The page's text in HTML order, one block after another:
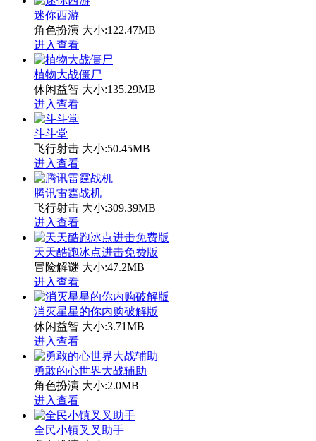
迷你西游
角色扮演 大小:122.47MB
进入查看
植物大战僵尸
休闲益智 大小:135.29MB
进入查看
斗斗堂
飞行射击 大小:50.45MB
进入查看
腾讯雷霆战机
飞行射击 大小:309.39MB
进入查看
天天酷跑冰点进击免费版
冒险解谜 大小:47.2MB
进入查看
消灭星星的你内购破解版
休闲益智 大小:3.71MB
进入查看
勇敢的心世界大战辅助
角色扮演 大小:2.0MB
进入查看
全民小镇叉叉助手